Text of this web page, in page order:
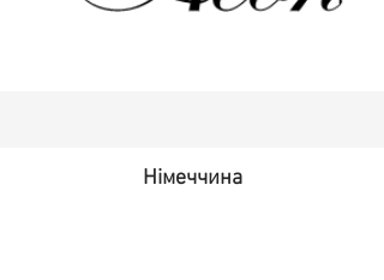
Німеччина